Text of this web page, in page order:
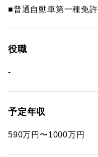
■普通自動車第一種免許
役職
-
予定年収
590万円〜1000万円